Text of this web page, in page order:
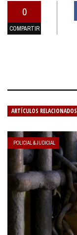
0
COMPARTIR
ARTÍCULOS RELACIONADOS
POLICIAL & JUDICIAL